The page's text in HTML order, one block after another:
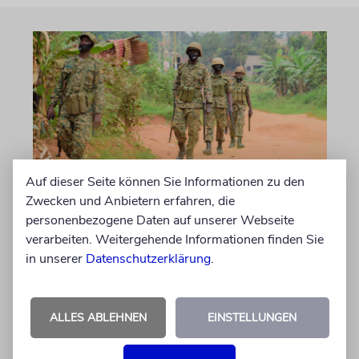
NAHOST
Ugandas Parlament billigt
Truppenentsendung nach
Auf US-Anfrage soll sich ein Kontingent der
ugandischen Armee der geplanten
internationalen Stabilisierungstruppe
Auf dieser Seite können Sie Informationen zu den
Zwecken und Anbietern erfahren, die
personenbezogene Daten auf unserer Webseite
verarbeiten. Weitergehende Informationen finden Sie
in unserer Datenschutzerklärung.
ALLES ABLEHNEN EINSTELLUNGEN